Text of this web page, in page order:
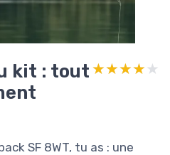
kit : tout ★★★★★
★★★★★
SF 8WT, tu as : une